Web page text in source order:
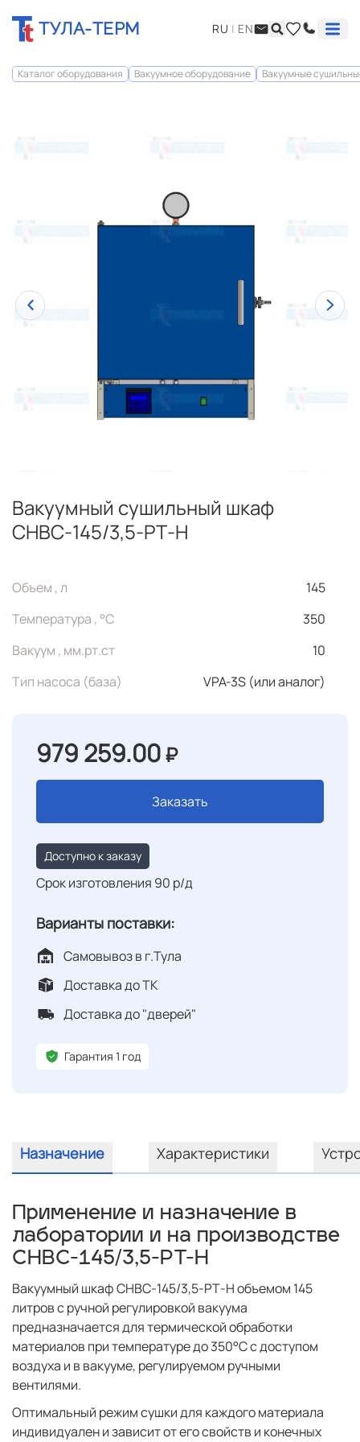
ТУЛА-ТЕРМ RU | EN
Каталог оборудования Вакуумное оборудование Вакуумные
Вакуумный сушильный шкаф
СНВС-145/3,5-РТ-Н
Объем , л
145
Температура , °C
350
Вакуум , мм.рт.ст
10
Тип насоса (база)
VPA-3S (или аналог)
979 259.00₽
Заказать
Доступно к заказу
Срок изготовления 90 р/д
Варианты поставки:
Самовывоз в г.Тула
Доставка до ТК
Доставка до "дверей"
Гарантия 1 год
Назначение Характеристики
Применение и назначение в
лаборатории и на производстве
СНВС-145/3,5-РТ-Н
Вакуумный шкаф СНВС-145/3,5-РТ-Н объемом 145
литров с ручной регулировкой вакуума
предназначается для термической обработки
материалов при температуре до 350°C с доступом
воздуха и в вакууме, регулируемом ручными
вентилями.
Оптимальный режим сушки для каждого материала
индивидуален и зависит от его свойств и конечных